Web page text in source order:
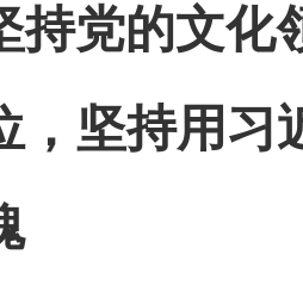
持党的文化
，坚持用习